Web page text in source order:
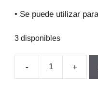
• Se puede utilizar
3 disponibles
- +